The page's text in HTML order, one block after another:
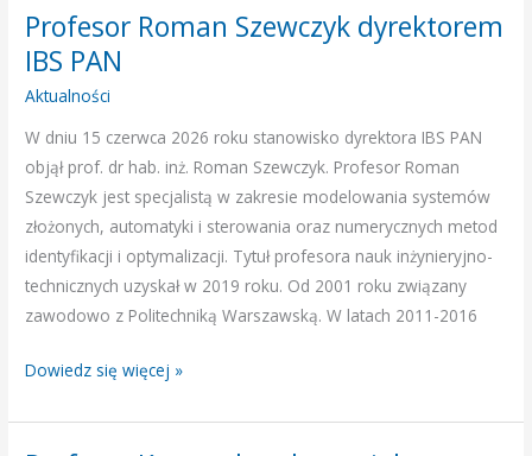
Profesor Roman Szewczyk dyrektorem
IBS PAN
Aktualności
W dniu 15 czerwca 2026 roku stanowisko dyrektora IBS PAN
objął prof. dr hab. inż. Roman Szewczyk. Profesor Roman
Szewczyk jest specjalistą w zakresie modelowania systemów
złożonych, automatyki i sterowania oraz numerycznych metod
identyfikacji i optymalizacji. Tytuł profesora nauk inżynieryjno-
technicznych uzyskał w 2019 roku. Od 2001 roku związany
zawodowo z Politechniką Warszawską. W latach 2011-2016
Profesor
Roman
IBS
PAN
Dowiedz się więcej »